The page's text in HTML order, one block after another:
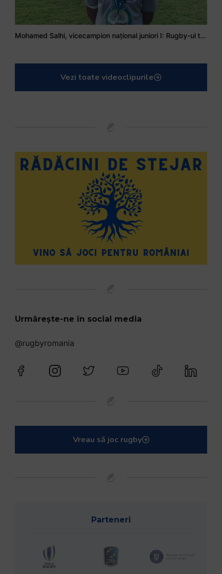
Mohamed Salhi, vicecampion național juniori I: Rugby-ul te învață să accepți și înfrângerile
Vezi toate videoclipurile
Urmărește-ne în social media
@rugbyromania
Vreau să joc rugby
Parteneri